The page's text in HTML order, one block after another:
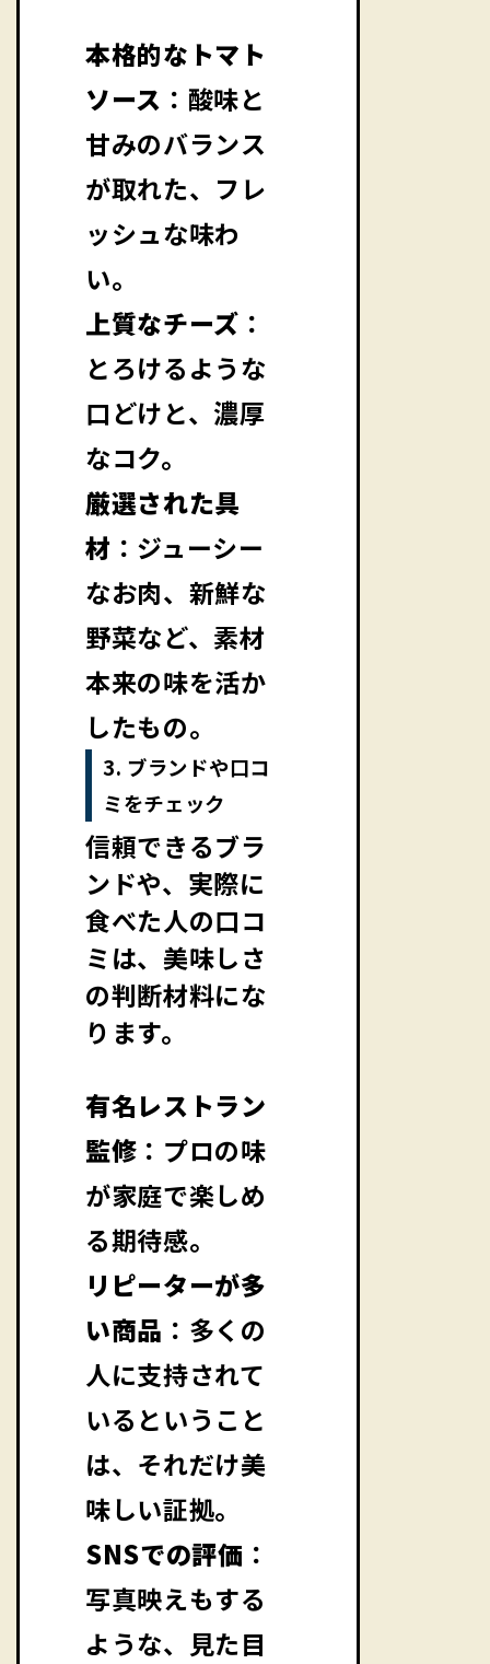
本格的なトマト
ソース ：酸味と
甘みのバランス
が取れた、フレ
ッシュな味わ
い。
上質なチーズ ：
とろけるような
口どけと、濃厚
なコク。
厳選された具
材 ：ジューシー
なお肉、新鮮な
野菜など、素材
本来の味を活か
したもの。
3. ブランドや口コ
ミをチェック
信頼できるブラ
ンドや、実際に
食べた人の口コ
ミは、美味しさ
の判断材料にな
ります。
有名レストラン
監修 ：プロの味
が家庭で楽しめ
る期待感。
リピーターが多
い商品 ：多くの
人に支持されて
いるということ
は、それだけ美
味しい証拠。
SNSでの評価 ：
写真映えもする
ような、見た目